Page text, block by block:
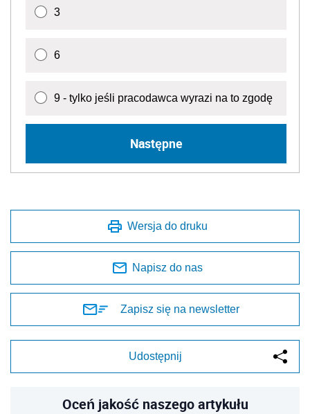
3
6
9 - tylko jeśli pracodawca wyrazi na to zgodę
Następne
Wersja do druku
Napisz do nas
Zapisz się na newsletter
Udostępnij
Oceń jakość naszego artykułu